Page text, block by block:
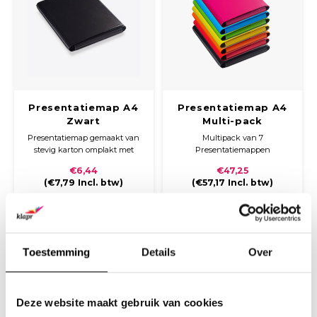
Toestemming Details Over
Deze website maakt gebruik van cookies
Presentatiemap A4
Zwart
Presentatiemap gemaakt van
stevig karton omplakt met
glossy laminaat. De map heeft
een ronde rug en sluit met
€6,44
(€7,79 Incl. btw)
Presentatiemap A4
Multi-pack
Multipack van 7
Presentatiemappen
het opbergen van losbladige
documentatie en waardevolle
tijdschriften, brochures,
contracten en aktes
Gewicht stuk: 380 gram
Maat: H318 x B255 x D25 mm
€47,25
(€57,17 Incl. btw)